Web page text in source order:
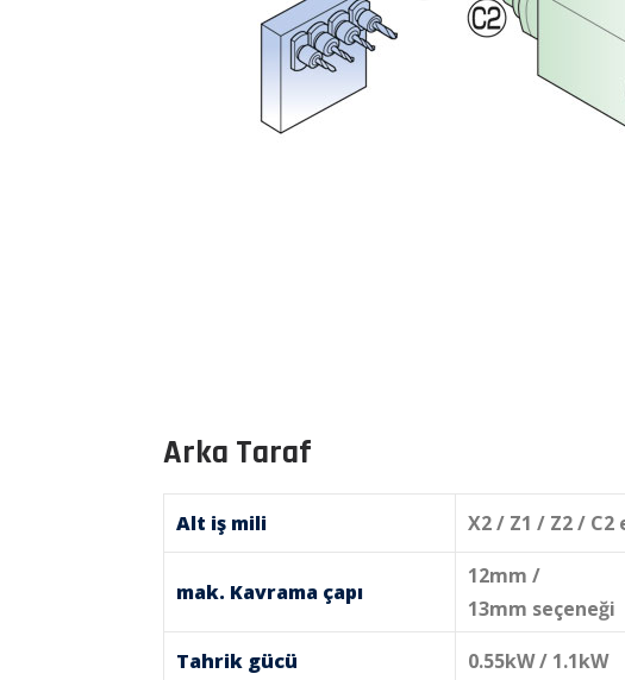
Arka Taraf
Alt iş mili X2 / Z1 / Z2 / C2
mak. Kavrama çapı
12mm /
13mm seçeneği
Tahrik gücü
0.55kW / 1.1kW